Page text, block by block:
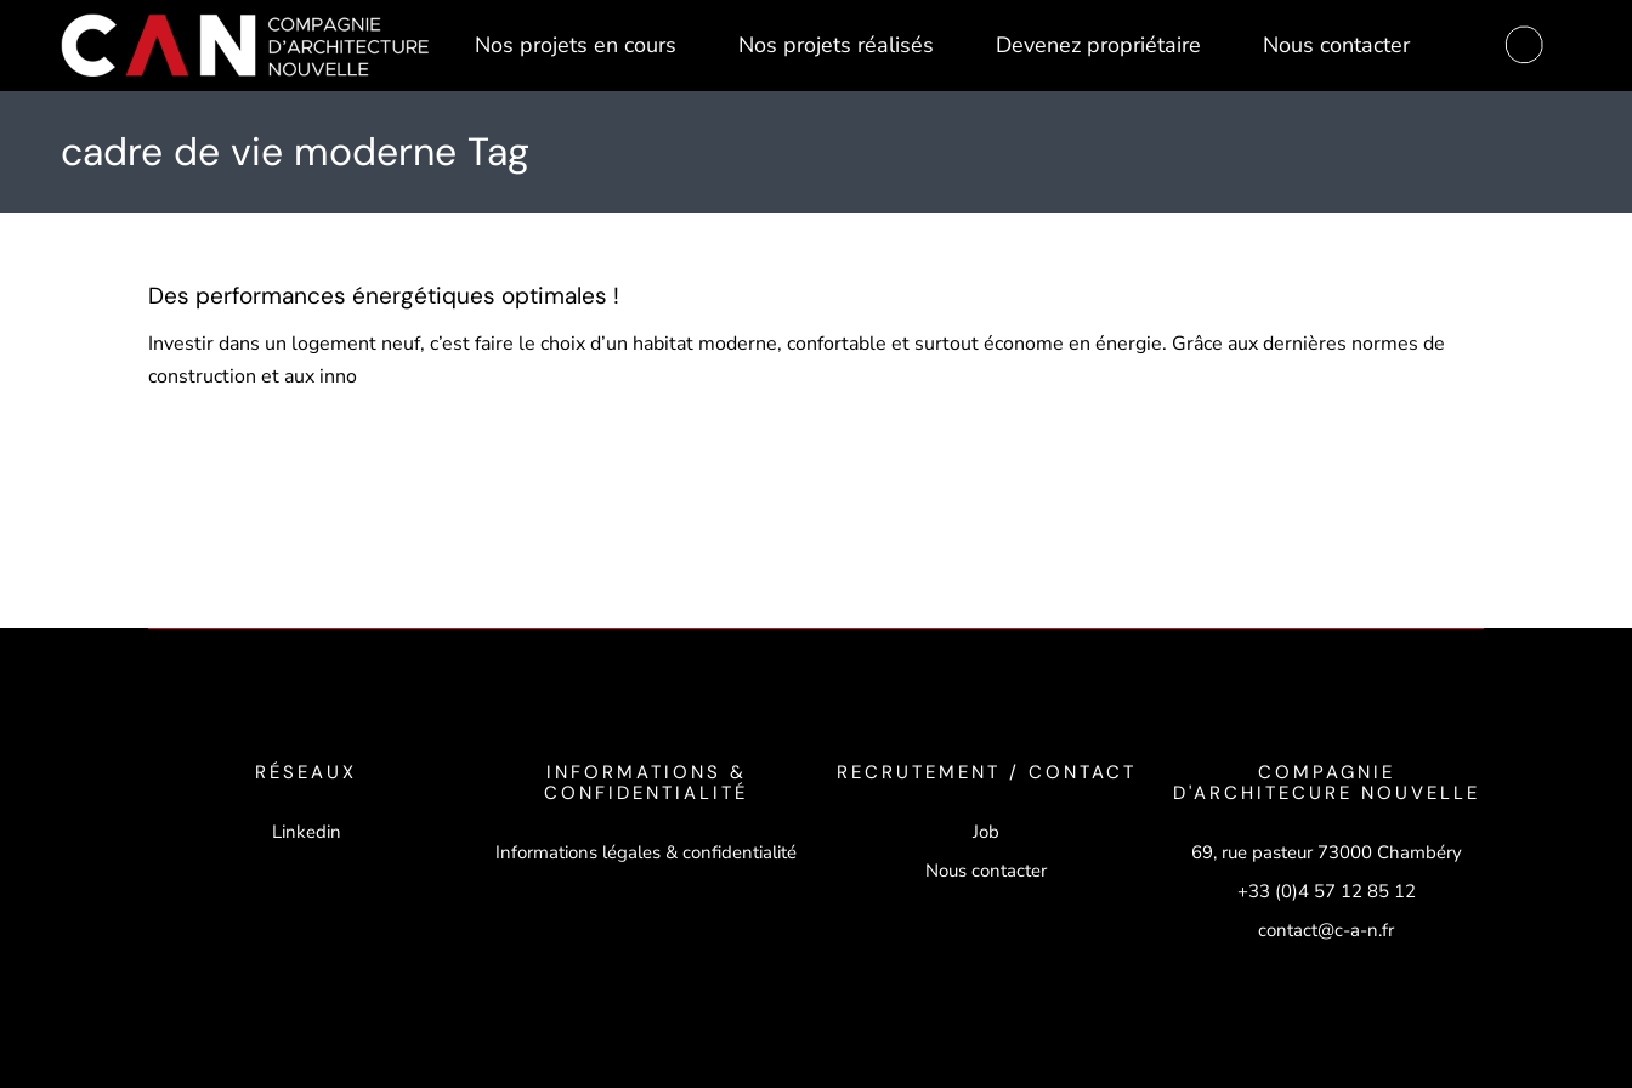
content
Nos projets en cours Nos projets réalisés Devenez propriétaire Nous contacter
cadre de vie moderne Tag
Des performances énergétiques optimales !
Investir dans un logement neuf, c’est faire le choix d’un habitat moderne, confortable et surtout économe en énergie. Grâce aux dernières normes de
construction et aux inno
RÉSEAUX
Linkedin
INFORMATIONS &
CONFIDENTIALITÉ
Informations légales & confidentialité
RECRUTEMENT / CONTACT
Job
Nous contacter
COMPAGNIE
D'ARCHITECURE NOUVELLE
69, rue pasteur 73000 Chambéry
+33 (0)4 57 12 85 12
contact@c-a-n.fr